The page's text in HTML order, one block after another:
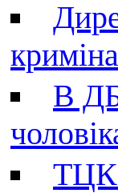
В
ТЦК